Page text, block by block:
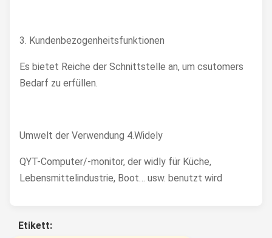
3. Kundenbezogenheitsfunktionen
Es bietet Reiche der Schnittstelle an, um csutomers
Bedarf zu erfüllen.
Umwelt der Verwendung 4.Widely
QYT-Computer/-monitor, der widly für Küche,
Lebensmittelindustrie, Boot… usw. benutzt wird
Etikett: